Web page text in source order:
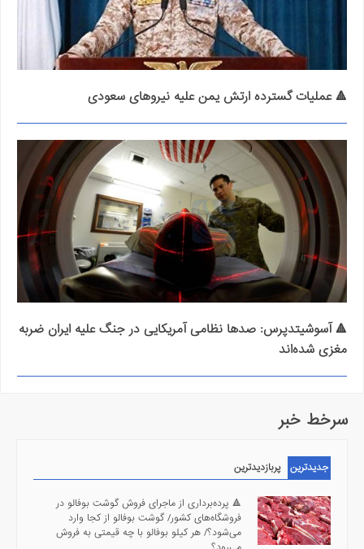
🔺 عملیات گسترده ارتش یمن علیه نیروهای سعودی
🔺 آسوشیتدپرس: صدها نظامی آمریکایی در جنگ علیه ایران ضربه
مغزی شده‌اند
سرخط خبر
جدیدترین پربازدیدترین
🔺 پرده‌برداری از ماجرای فروش گوشت بوفالو در
فروشگاه‌های کشور/ گوشت بوفالو از کجا وارد
می‌شود؟/ هر کیلو بوفالو با چه قیمتی به فروش